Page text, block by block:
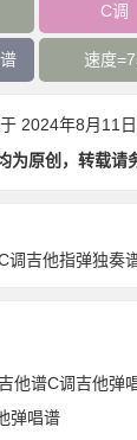
C调
速度
2024年8月11
为原创，转载请
调吉他指弹独奏
他谱C调吉他弹
弹唱谱